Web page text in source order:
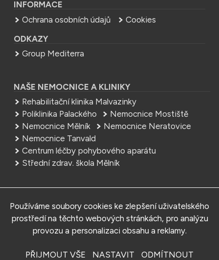
INFORMACE
Ochrana osobních údajů
Cookies
ODKAZY
Group Mediterra
NAŠE NEMOCNICE A KLINIKY
Rehabilitační klinika Malvazinky
Poliklinika Palackého
Nemocnice Mostiště
Nemocnice Mělník
Nemocnice Neratovice
Nemocnice Tanvald
Centrum léčby pohybového aparátu
Střední zdrav. škola Mělník
MEDITERRA – Sedlčany, s.r.o.
Tyršova 161, 264 01 Sedlčany
Telefon:+420 318 841 500
E-mail:
info.sed@mediterra.cz
Používáme soubory cookies ke zlepšení uživatelského
prostředí na těchto webových stránkách, pro analýzu
provozu a personalizaci obsahu a reklamy.
PŘIJMOUT VŠE NASTAVIT ODMÍTNOUT